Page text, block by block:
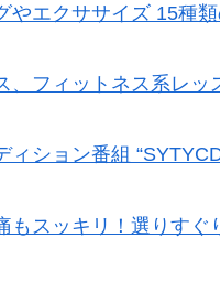
やエクササイズ 15種
、フィットネス系レッ
ィション番組
もスッキリ！選りす